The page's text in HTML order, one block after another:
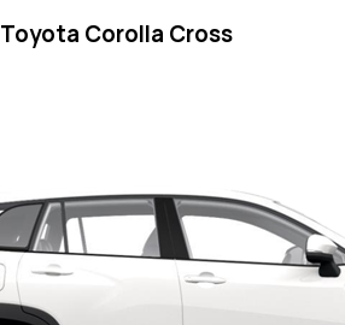
Toyota Corolla Cross